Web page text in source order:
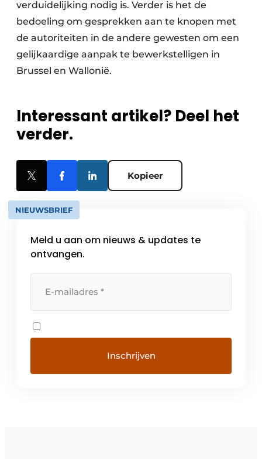
verduidelijking nodig is. Verder is het de
bedoeling om gesprekken aan te knopen met
de autoriteiten in de andere gewesten om een
gelijkaardige aanpak te bewerkstelligen in
Brussel en Wallonië.
Interessant artikel? Deel het
verder.
Kopieer
NIEUWSBRIEF
Meld u aan om nieuws & updates te
ontvangen.